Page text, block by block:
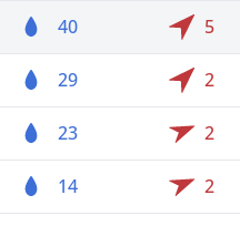
40 5
29 2
23 2
14 2